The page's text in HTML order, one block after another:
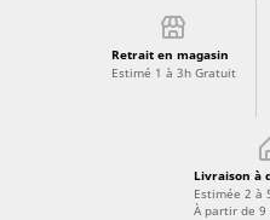
Retrait en magasin
Estimé 1 à 3h Gratuit
Livraison à
Estimée 2 à
À partir de 9